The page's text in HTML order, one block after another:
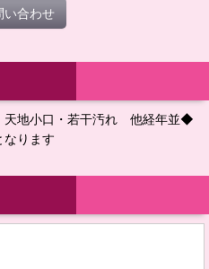
い合わせ
地小口・若干汚れ 他経年並◆
なります